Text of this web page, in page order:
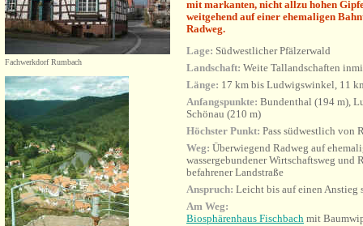
Fachwerkdorf Rumbach
mit markanten, nicht allzu hohen
weitgehend auf einer ehemaligen
Radweg.
Lage: Südwestlicher Pfälzerwald
Landschaft: Weite Tallandschaften
Länge: 17 km bis Ludwigswinkel, 11
Anfangspunkte: Bundenthal (194 m),
Schönau (210 m)
Höchster Punkt: Pass südwestlich von
Weg: Überwiegend Radweg auf
wassergebundener Wirtschaftsweg und
befahrener Landstraße
Anspruch: Leicht bis auf einen Anstieg
Am Weg:
Biosphärenhaus Fischbach mit